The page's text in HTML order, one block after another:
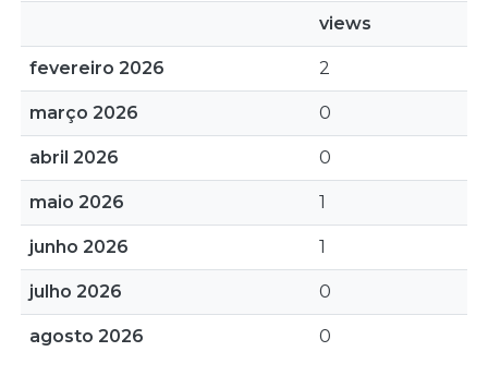
views
fevereiro 2026 2
março 2026 0
abril 2026 0
maio 2026 1
junho 2026 1
julho 2026 0
agosto 2026 0